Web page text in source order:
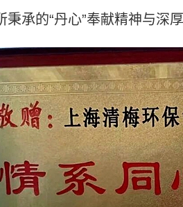
秉承的“丹心”奉献精神与深